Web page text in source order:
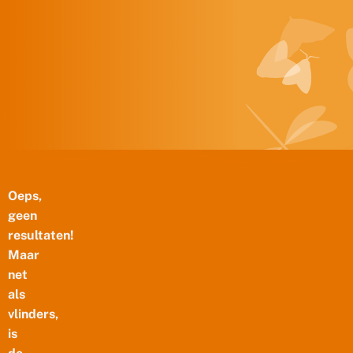
Oeps,
geen
resultaten!
Maar
net
als
vlinders,
is